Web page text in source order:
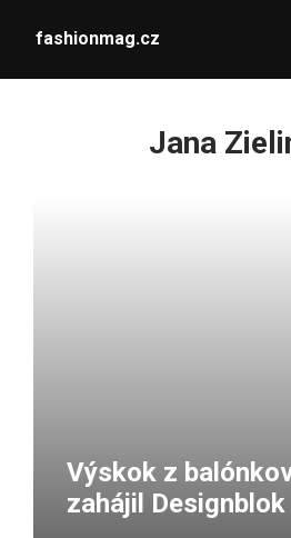
fashionmag.cz
Jana
Výskok z
zahájil